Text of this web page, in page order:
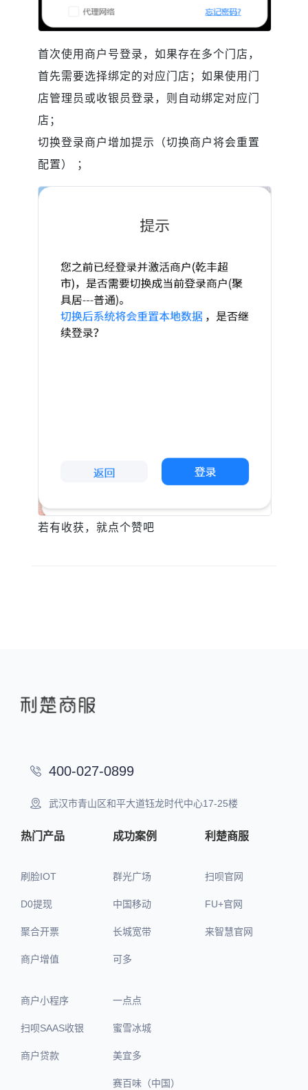
首次使用商户号登录，如果存在多个门店，
首先需要选择绑定的对应门店；如果使用门
店管理员或收银员登录，则自动绑定对应门
店；
切换登录商户增加提示（切换商户将会重置
配置） ；
若有收获，就点个赞吧
400-027-0899
武汉市青山区和平大道钰龙时代中心17-25楼
热门产品
刷脸IOT
D0提现
聚合开票
商户增值
商户小程序
扫呗SAAS收银
商户贷款
成功案例
群光广场
中国移动
长城宽带
可多
一点点
蜜雪冰城
美宜多
赛百味（中国）
利楚商服
扫呗官网
FU+官网
来智慧官网